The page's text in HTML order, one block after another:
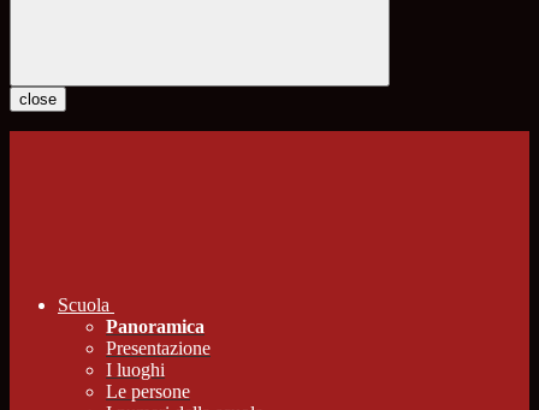
close
Scuola
Panoramica
Presentazione
I luoghi
Le persone